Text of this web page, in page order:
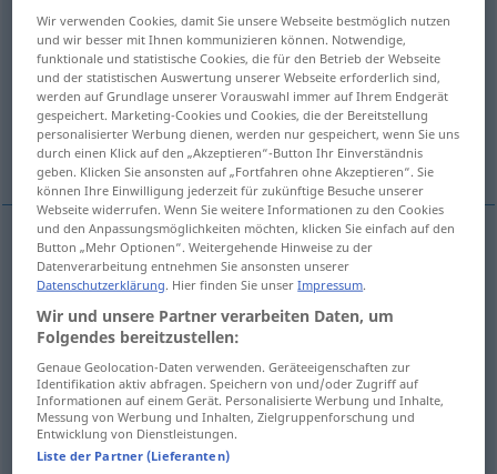
Übersicht aller Übersetzungen
(Für mehr Details die Übersetzung anklicken/antippen)
the estranged brothers
to be enemies with the enemy states
Beispiele
die verfeindeten BrüderMenschen, Völker etc
theestrangedbrothers
die verfeindeten Staaten
theenemystates
Wir verwenden Cookies, damit Sie unsere Webseite bestmöglich nutzen
und wir besser mit Ihnen kommunizieren können. Notwendige,
funktionale und statistische Cookies, die für den Betrieb der Webseite
und der statistischen Auswertung unserer Webseite erforderlich sind,
werden auf Grundlage unserer Vorauswahl immer auf Ihrem Endgerät
gespeichert. Marketing-Cookies und Cookies, die der Bereitstellung
personalisierter Werbung dienen, werden nur gespeichert, wenn Sie uns
durch einen Klick auf den „Akzeptieren“-Button Ihr Einverständnis
geben. Klicken Sie ansonsten auf „Fortfahren ohne Akzeptieren“. Sie
können Ihre Einwilligung jederzeit für zukünftige Besuche unserer
Webseite widerrufen. Wenn Sie weitere Informationen zu den Cookies
und den Anpassungsmöglichkeiten möchten, klicken Sie einfach auf den
Button „Mehr Optionen“. Weitergehende Hinweise zu der
Datenverarbeitung entnehmen Sie ansonsten unserer
Datenschutzerklärung. Hier finden Sie unserImpressum.
Wir und unsere Partner verarbeiten Daten, um
Folgendes bereitzustellen:
Genaue Geolocation-Daten verwenden. Geräteeigenschaften zur
Identifikation aktiv abfragen. Speichern von und/oder Zugriff auf
Informationen auf einem Gerät. Personalisierte Werbung und Inhalte,
Messung von Werbung und Inhalten, Zielgruppenforschung und
Entwicklung von Dienstleistungen.
Liste der Partner (Lieferanten)